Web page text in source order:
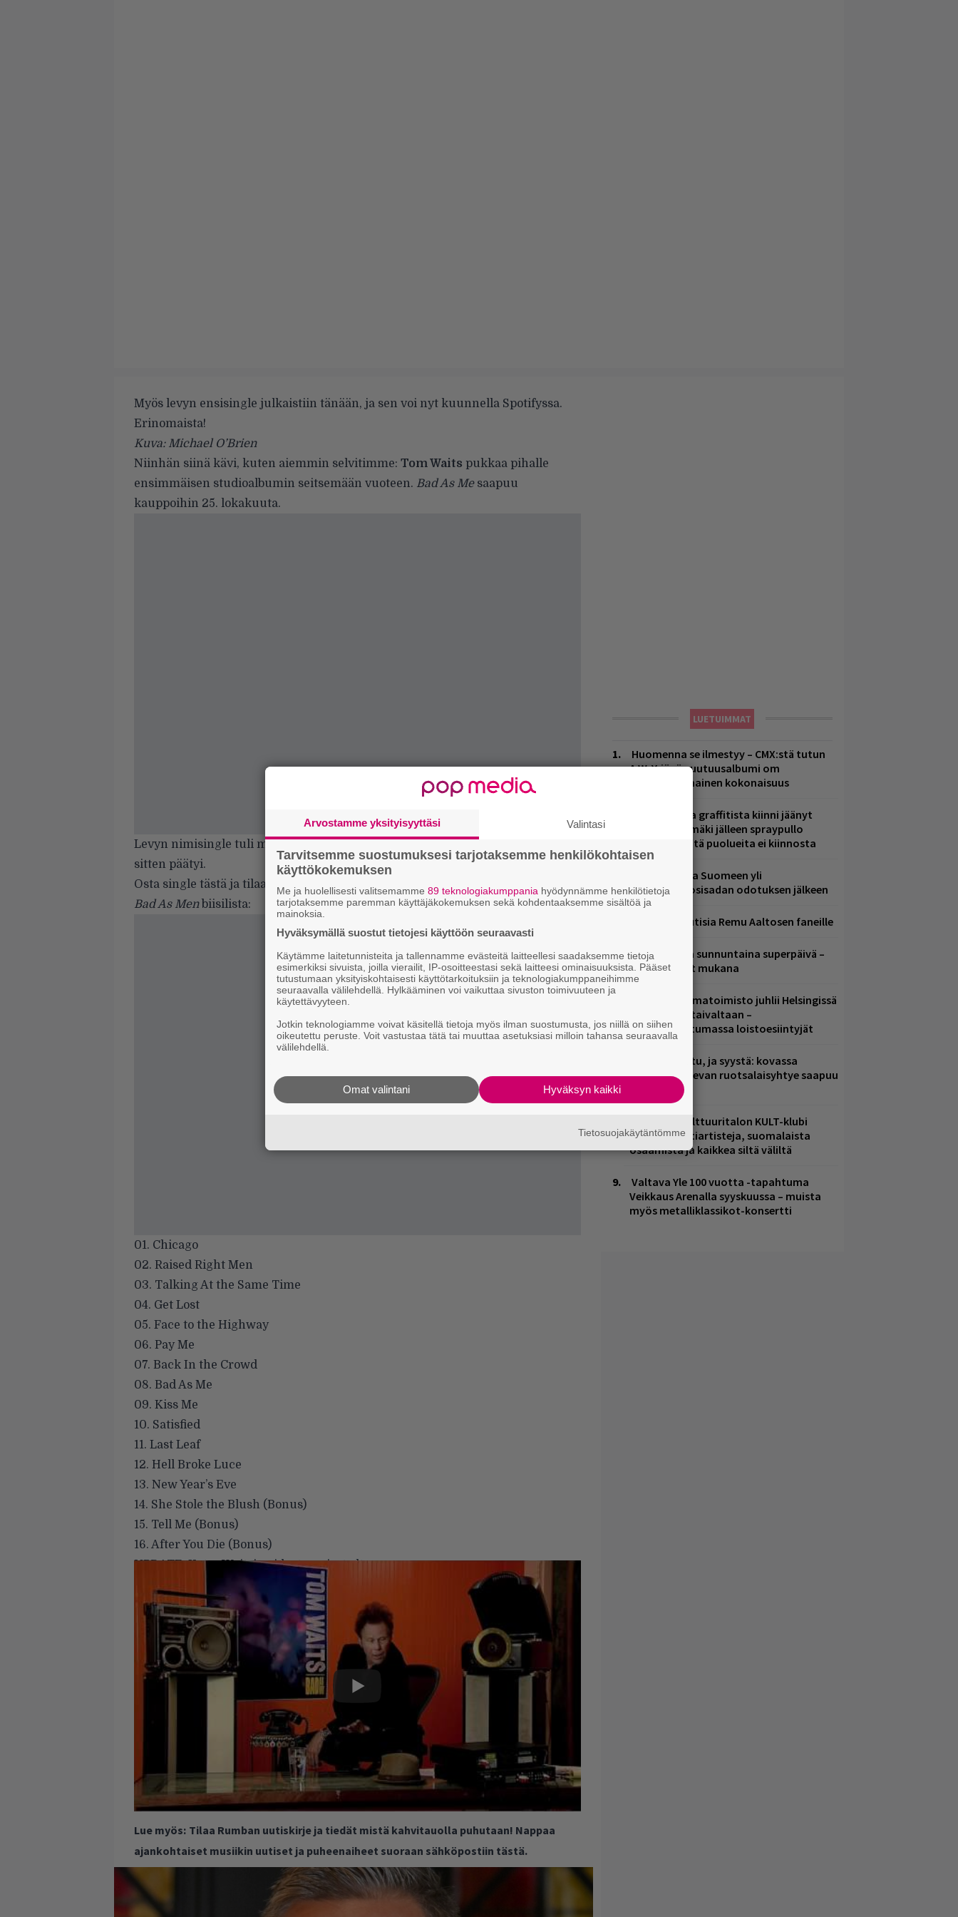
Myös levyn ensisingle julkaistiin tänään, ja sen voi nyt kuunnella Spotifyssa.
Erinomaista!
Kuva: Michael O’Brien
Niinhän siinä kävi, kuten aiemmin selvitimme: Tom Waits pukkaa pihalle
ensimmäisen studioalbumin seitsemään vuoteen. Bad As Mesaapuu
kauppoihin 25. lokakuuta.
Levyn nimisingle tuli myyntiin iTunesiin tänään, ja kyllähän se
sitten päätyi.
Osta single tästä ja tilaa levy ennakkoon tästä
Bad As Menbiisilista:
01. Chicago
02. Raised Right Men
03. Talking At the Same Time
04. Get Lost
05. Face to the Highway
06. Pay Me
07. Back In the Crowd
08. Bad As Me
09. Kiss Me
10. Satisfied
11. Last Leaf
12. Hell Broke Luce
13. New Year’s Eve
14. She Stole the Blush (Bonus)
15. Tell Me (Bonus)
16. After You Die (Bonus)
UPDATE: Katso Waitsin videoterveiset alta.
Lue myös: Tilaa Rumban uutiskirje ja tiedät mistä kahvitauolla puhutaan! Nappaa
ajankohtaiset musiikin uutiset ja puheenaiheet suoraan sähköpostiin tästä.
LUETUIMMAT
Huomenna se ilmestyy – CMX:stä tutun
A.W. Yrjänän uutuusalbumi om
mammuttimainen kokonaisuus
Laittomasta graffitista kiinni jäänyt
Paavo Arhinmäki jälleen spraypullo
kädessä – näitä puolueita ei kiinnosta
Weezer palaa Suomeen yli
neljännesvuosisadan odotuksen jälkeen
Mainioita uutisia Remu Aaltosen faneille
Tampereella sunnuntaina superpäivä –
nämä artistit mukana
Mainio ohjelmatoimisto juhlii Helsingissä
10-vuotista taivaltaan –
ilmaistapahtumassa loistoesiintyjät
Kent mainittu, ja syystä: kovassa
nosteessa olevan ruotsalaisyhtye saapuu
Helsingin Kulttuuritalon KULT-klubi
tarjoaa kulttiartisteja, suomalaista
osaamista ja kaikkea siltä väliltä
Valtava Yle 100 vuotta -tapahtuma
Veikkaus Arenalla syyskuussa – muista
myös metalliklassikot-konsertti
Arvostamme yksityisyyttäsi Valintasi
Tarvitsemme suostumuksesi tarjotaksemme henkilökohtaisen
käyttökokemuksen
Me ja huolellisesti valitsemamme 89 teknologiakumppania hyödynnämme henkilötietoja
tarjotaksemme paremman käyttäjäkokemuksen sekä kohdentaaksemme sisältöä ja
mainoksia.
Hyväksymällä suostut tietojesi käyttöön seuraavasti
Käytämme laitetunnisteita ja tallennamme evästeitä laitteellesi saadaksemme tietoja
esimerkiksi sivuista, joilla vierailit, IP-osoitteestasi sekä laitteesi ominaisuuksista. Pääset
tutustumaan yksityiskohtaisesti käyttötarkoituksiin ja teknologiakumppaneihimme
seuraavalla välilehdellä. Hylkääminen voi vaikuttaa sivuston toimivuuteen ja
käytettävyyteen.
Jotkin teknologiamme voivat käsitellä tietoja myös ilman suostumusta, jos niillä on siihen
oikeutettu peruste. Voit vastustaa tätä tai muuttaa asetuksiasi milloin tahansa seuraavalla
välilehdellä.
Hyväksyn kaikki
Omat valintani
Tietosuojakäytäntömme